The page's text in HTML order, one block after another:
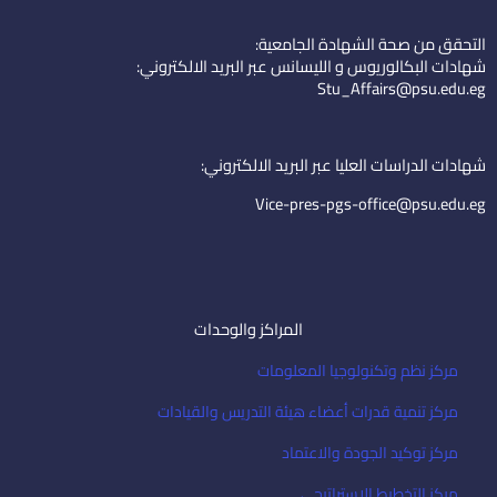
n
-
e
i
l
u
b
e
d
التحقق من صحة الشهادة الجامعية:
شهادات البكالوريوس و الليسانس عبر البريد الالكتروني:
Stu_Affairs@psu.edu.eg
شهادات الدراسات العليا عبر البريد الالكتروني:
Vice-pres-pgs-office@psu.edu.eg
المراكز والوحدات
مركز نظم وتكنولوجيا المعلومات
مركز تنمية قدرات أعضاء هيئة التدريس والقيادات
مركز توكيد الجودة والاعتماد